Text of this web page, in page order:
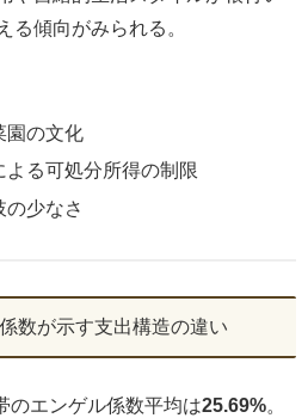
る傾向がみられる。
園の文化
よる可処分所得の制限
の少なさ
数が示す支出構造の違い
のエンゲル係数平均は25.69%。